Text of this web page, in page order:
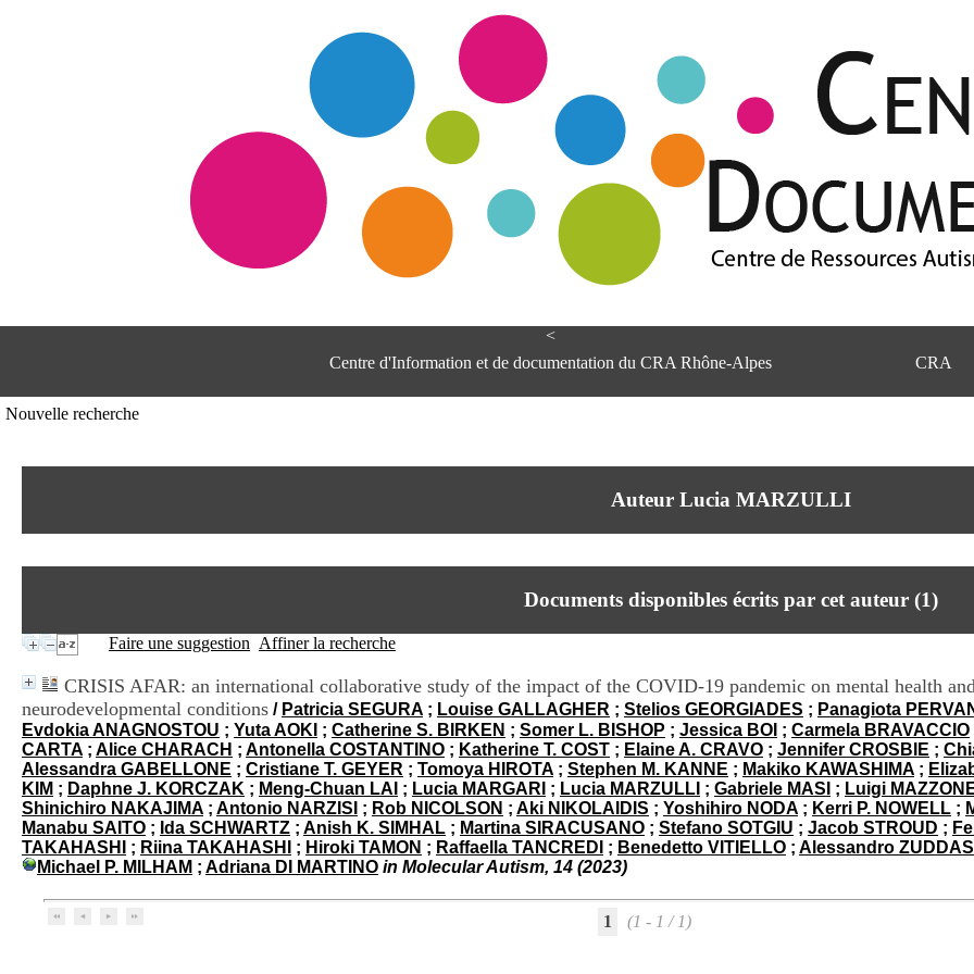
<
Centre d'Information et de documentation du CRA Rhône-Alpes
CRA
Nouvelle recherche
Auteur Lucia MARZULLI
Documents disponibles écrits par cet auteur (1)
Faire une suggestion Affiner la recherche
CRISIS AFAR: an international collaborative study of the impact of the COVID-19 pandemic on mental health
neurodevelopmental conditions / Patricia SEGURA ; Louise GALLAGHER ; Stelios GEORGIADES ; Panagiota
Evdokia ANAGNOSTOU ; Yuta AOKI ; Catherine S. BIRKEN ; Somer L. BISHOP ; Jessica BOI ; Carmela BRAVACCIO
CARTA ; Alice CHARACH ; Antonella COSTANTINO ; Katherine T. COST ; Elaine A. CRAVO ; Jennifer CROSBIE ;
Alessandra GABELLONE ; Cristiane T. GEYER ; Tomoya HIROTA ; Stephen M. KANNE ; Makiko KAWASHIMA ;
KIM ; Daphne J. KORCZAK ; Meng-Chuan LAI ; Lucia MARGARI ; Lucia MARZULLI ; Gabriele MASI ; Luigi
Shinichiro NAKAJIMA ; Antonio NARZISI ; Rob NICOLSON ; Aki NIKOLAIDIS ; Yoshihiro NODA ; Kerri P. NOWELL ;
Manabu SAITO ; Ida SCHWARTZ ; Anish K. SIMHAL ; Martina SIRACUSANO ; Stefano SOTGIU ; Jacob STROUD ;
TAKAHASHI
; Riina TAKAHASHI ; Hiroki TAMON ; Raffaella TANCREDI ; Benedetto VITIELLO ; Alessandro ZUDDAS
Michael P. MILHAM ; Adriana DI MARTINO in Molecular Autism, 14 (2023)
1 (1 - 1 / 1)